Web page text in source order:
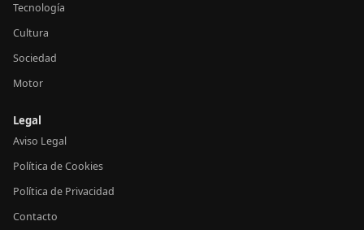
Tecnología
Cultura
Sociedad
Motor
Legal
Aviso Legal
Política de Cookies
Política de Privacidad
Contacto